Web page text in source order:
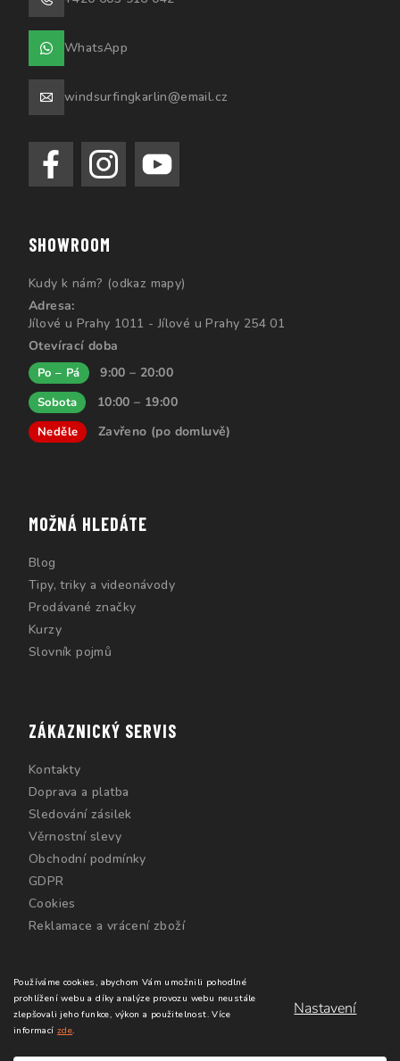
Používáme cookies, abychom Vám umožnili pohodlné
prohlížení webu a díky analýze provozu webu neustále
zlepšovali jeho funkce, výkon a použitelnost.Více
informacízde.
Nastavení
WhatsApp
windsurfingkarlin@email.cz
SHOWROOM
Kudy k nám? (odkaz mapy)
Adresa:
Jílové u Prahy 1011 - Jílové u Prahy 254 01
Otevírací doba
Po – Pá 9:00 – 20:00
Sobota 10:00 – 19:00
Neděle Zavřeno (po domluvě)
MOŽNÁ HLEDÁTE
Blog
Tipy, triky a videonávody
Prodávané značky
Kurzy
Slovník pojmů
ZÁKAZNICKÝ SERVIS
Kontakty
Doprava a platba
Sledování zásilek
Věrnostní slevy
Obchodní podmínky
GDPR
Cookies
Reklamace a vrácení zboží